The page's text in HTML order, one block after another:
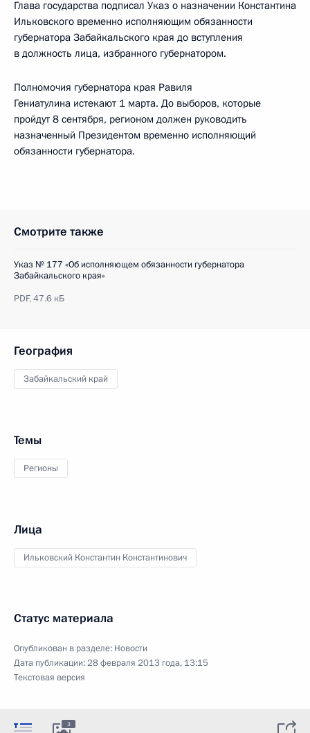
Глава государства подписал Указ о назначении Константина
Ильковского временно исполняющим обязанности
губернатора Забайкальского края до вступления
в должность лица, избранного губернатором.
Полномочия губернатора края Равиля
Гениатулина истекают 1 марта. До выборов, которые
пройдут 8 сентября, регионом должен руководить
назначенный Президентом временно исполняющий
обязанности губернатора.
Смотрите также
Указ № 177 «Об исполняющем обязанности губернатора
Забайкальского края»
PDF,47.6 кБ
География
Забайкальский край
Темы
Регионы
Лица
Ильковский Константин Константинович
Статус материала
Опубликован в разделе: Новости
Дата публикации:28 февраля 2013 года, 13:15
Текстовая версия
3